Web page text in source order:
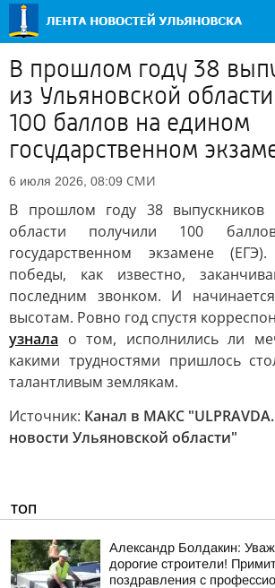
В прошлом году 38
из Ульяновской
100 баллов на едином
государственном
6 июля 2026, 08:09 СМИ
В прошлом году 38 выпускников
области получили 100
государственном экзамене
победы, как известно,
последним звонком. И
высотам. Ровно год спустя
узнала о том, исполнились ли
какими трудностями пришлось
талантливым землякам.
Источник: Канал в МАКС
новости Ульяновской области"
ТОП
Александр Болдакин:
дорогие строители!
поздравления с